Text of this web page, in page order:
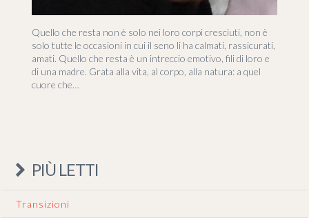
Quello che resta non è solo nei loro corpi cresciuti, non è
solo tutte le occasioni in cui il seno li ha calmati, rassicurati,
amati. Quello che resta è un intreccio emotivo, fili di loro e
di una madre. Grata alla vita, al corpo, alla natura: a quel
cuore che…
PIÙ LETTI
Transizioni